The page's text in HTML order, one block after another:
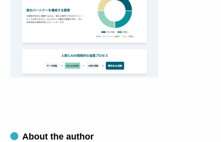
About the author